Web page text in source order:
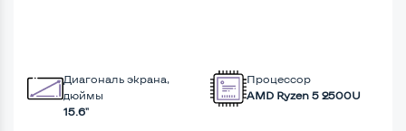
Диагональ экрана,
дюймы
15.6"
Процессор
AMD Ryzen 5 2500U